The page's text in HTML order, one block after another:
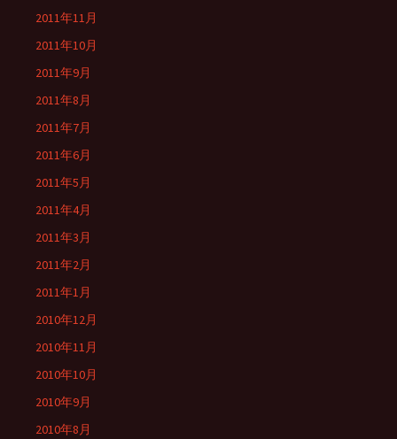
2011年11月
2011年10月
2011年9月
2011年8月
2011年7月
2011年6月
2011年5月
2011年4月
2011年3月
2011年2月
2011年1月
2010年12月
2010年11月
2010年10月
2010年9月
2010年8月